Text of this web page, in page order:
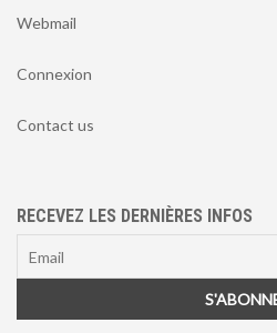
Webmail
Connexion
Contact us
RECEVEZ LES DERNIÈRES INFOS